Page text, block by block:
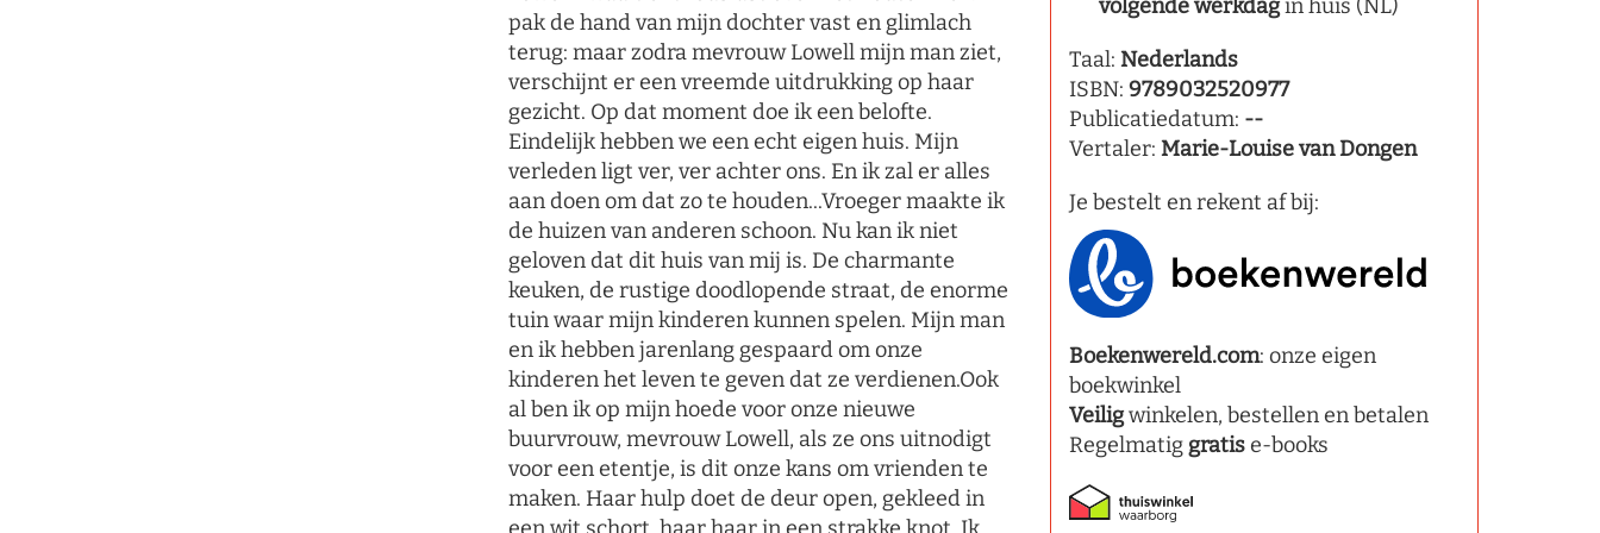
pak de hand van mijn dochter vast en glimlach
terug: maar zodra mevrouw Lowell mijn man ziet,
verschijnt er een vreemde uitdrukking op haar
gezicht. Op dat moment doe ik een belofte.
Eindelijk hebben we een echt eigen huis. Mijn
verleden ligt ver, ver achter ons. En ik zal er alles
aan doen om dat zo te houden...Vroeger maakte ik
de huizen van anderen schoon. Nu kan ik niet
geloven dat dit huis van mij is. De charmante
keuken, de rustige doodlopende straat, de enorme
tuin waar mijn kinderen kunnen spelen. Mijn man
en ik hebben jarenlang gespaard om onze
kinderen het leven te geven dat ze verdienen.Ook
al ben ik op mijn hoede voor onze nieuwe
buurvrouw, mevrouw Lowell, als ze ons uitnodigt
voor een etentje, is dit onze kans om vrienden te
maken. Haar hulp doet de deur open, gekleed in
volgende werkdagin huis (NL)
Taal: Nederlands
ISBN: 9789032520977
Publicatiedatum: --
Vertaler: Marie-Louise van Dongen
Je bestelt en rekent af bij:
Boekenwereld.com: onze eigen
boekwinkel
Veiligwinkelen, bestellen en betalen
Regelmatig gratise-books